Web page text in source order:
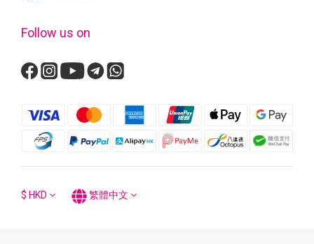
Follow us on
$ HKD 繁體中文